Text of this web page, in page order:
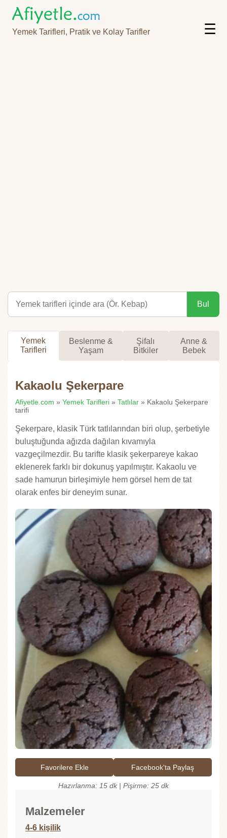
Yemek Tarifleri, Pratik ve Kolay Tarifler ☰
Bul
Yemek
Tarifleri
Beslenme &
Yaşam
Şifalı
Bitkiler
Anne &
Bebek
Kakaolu Şekerpare
Afiyetle.com » Yemek Tarifleri » Tatlılar » Kakaolu Şekerpare
tarifi
Şekerpare, klasik Türk tatlılarından biri olup, şerbetiyle
buluştuğunda ağızda dağılan kıvamıyla
vazgeçilmezdir. Bu tarifte klasik şekerpareye kakao
eklenerek farklı bir dokunuş yapılmıştır. Kakaolu ve
sade hamurun birleşimiyle hem görsel hem de tat
olarak enfes bir deneyim sunar.
Favorilere Ekle Facebook'ta Paylaş
Hazırlanma: 15 dk | Pişirme: 25 dk
Malzemeler
4-6 kişilik